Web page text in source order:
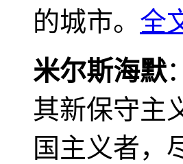
的城市。 全
米尔斯海默
其新保守主
国主义者，